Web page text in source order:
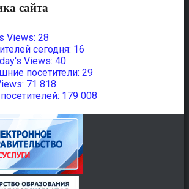
сайта
Views: 28
сегодня: 16
Views: 40
посетители: 29
71 818
179 008